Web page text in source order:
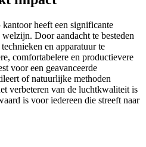
heeft een significante
Door aandacht te besteden
en apparatuur te
comfortabelere en productievere
voor een geavanceerde
of natuurlijke methoden
verbeteren van de luchtkwaliteit is
is voor iedereen die streeft naar